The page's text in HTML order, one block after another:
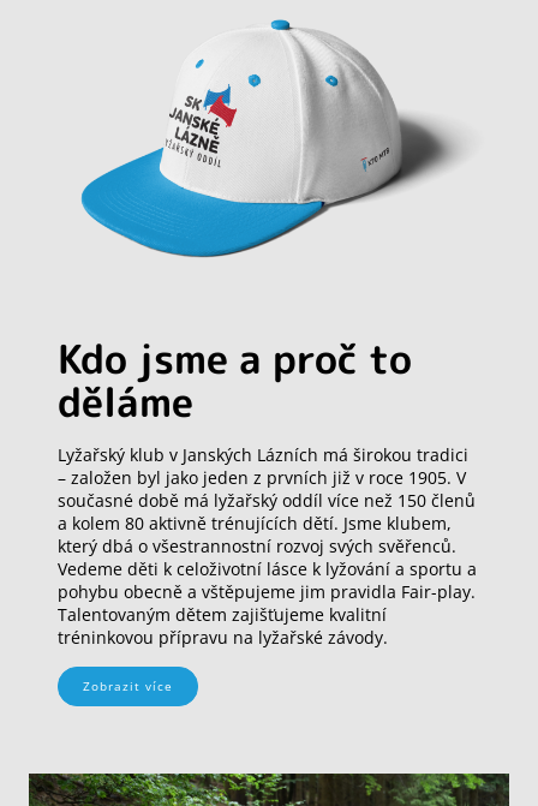
Kdo jsme a proč to
děláme
Lyžařský klub v Janských Lázních má širokou tradici
– založen byl jako jeden z prvních již v roce 1905. V
současné době má lyžařský oddíl více než 150 členů
a kolem 80 aktivně trénujících dětí. Jsme klubem,
který dbá o všestrannostní rozvoj svých svěřenců.
Vedeme děti k celoživotní lásce k lyžování a sportu a
pohybu obecně a vštěpujeme jim pravidla Fair-play.
Talentovaným dětem zajišťujeme kvalitní
tréninkovou přípravu na lyžařské závody.
Zobrazit více